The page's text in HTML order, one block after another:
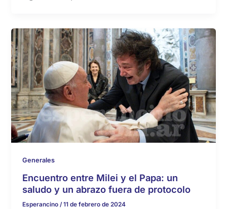
Generales
Encuentro entre Milei y el Papa: un
saludo y un abrazo fuera de protocolo
Esperancino/11 de febrero de 2024